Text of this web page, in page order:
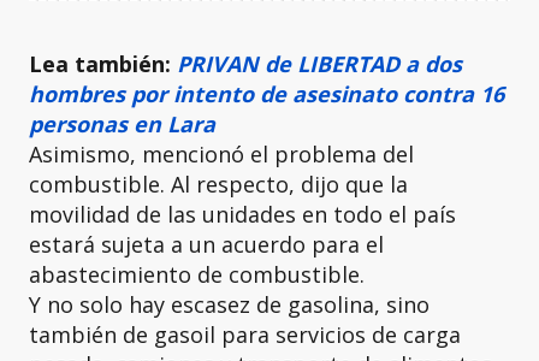
Lea también: PRIVAN de LIBERTAD a dos
hombres por intento de asesinato contra 16
personas en Lara
Asimismo, mencionó el problema del
combustible. Al respecto, dijo que la
movilidad de las unidades en todo el país
estará sujeta a un acuerdo para el
abastecimiento de combustible.
Y no solo hay escasez de gasolina, sino
también de gasoil para servicios de carga